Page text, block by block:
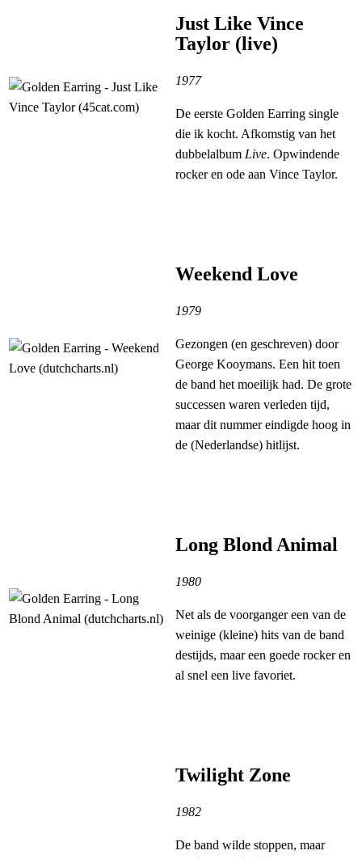
Just Like Vince
Taylor (live)
1977
De eerste Golden Earring single
die ik kocht. Afkomstig van het
dubbelalbum Live. Opwindende
rocker en ode aan Vince Taylor.
Weekend Love
1979
Gezongen (en geschreven) door
George Kooymans. Een hit toen
de band het moeilijk had. De grote
successen waren verleden tijd,
maar dit nummer eindigde hoog in
de (Nederlandse) hitlijst.
Long Blond Animal
1980
Net als de voorganger een van de
weinige (kleine) hits van de band
destijds, maar een goede rocker en
al snel een live favoriet.
Twilight Zone
1982
De band wilde stoppen, maar